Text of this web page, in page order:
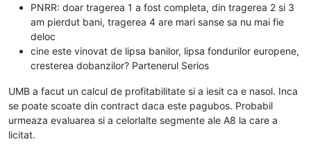
PNRR: doar tragerea 1 a fost completa, din tragerea 2 si 3
am pierdut bani, tragerea 4 are mari sanse sa nu mai fie
deloc
cine este vinovat de lipsa banilor, lipsa fondurilor europene,
cresterea dobanzilor? Partenerul Serios
UMB a facut un calcul de profitabilitate si a iesit ca e nasol. Inca
se poate scoate din contract daca este pagubos. Probabil
urmeaza evaluarea si a celorlalte segmente ale A8 la care a
licitat.